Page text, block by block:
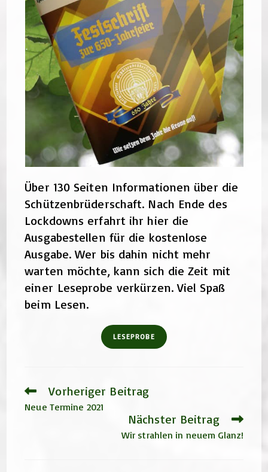
Über 130 Seiten Informationen über die
Schützenbrüderschaft. Nach Ende des
Lockdowns erfahrt ihr hier die
Ausgabestellen für die kostenlose
Ausgabe. Wer bis dahin nicht mehr
warten möchte, kann sich die Zeit mit
einer Leseprobe verkürzen. Viel Spaß
beim Lesen.
LESEPROBE
Weitere
ansehen
Vorheriger Beitrag
Neue Termine 2021
Nächster Beitrag
Wir strahlen in neuem Glanz!